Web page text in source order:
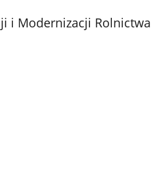
i Modernizacji Rolnictwa